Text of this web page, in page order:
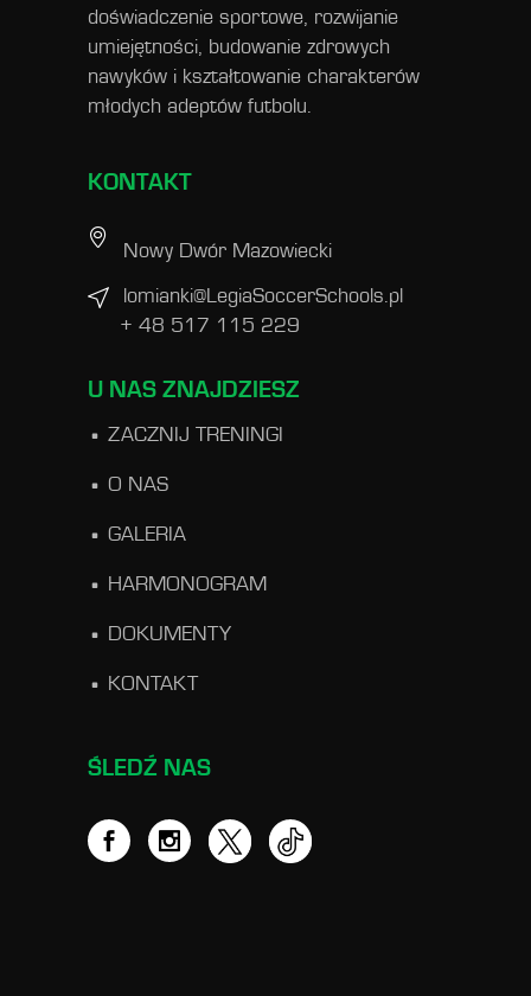
doświadczenie sportowe, rozwijanie
umiejętności, budowanie zdrowych
nawyków i kształtowanie charakterów
młodych adeptów futbolu.
KONTAKT
Nowy Dwór Mazowiecki
lomianki@LegiaSoccerSchools.pl
+ 48 517 115 229
U NAS ZNAJDZIESZ
ZACZNIJ TRENINGI
O NAS
GALERIA
HARMONOGRAM
DOKUMENTY
KONTAKT
ŚLEDŹ NAS